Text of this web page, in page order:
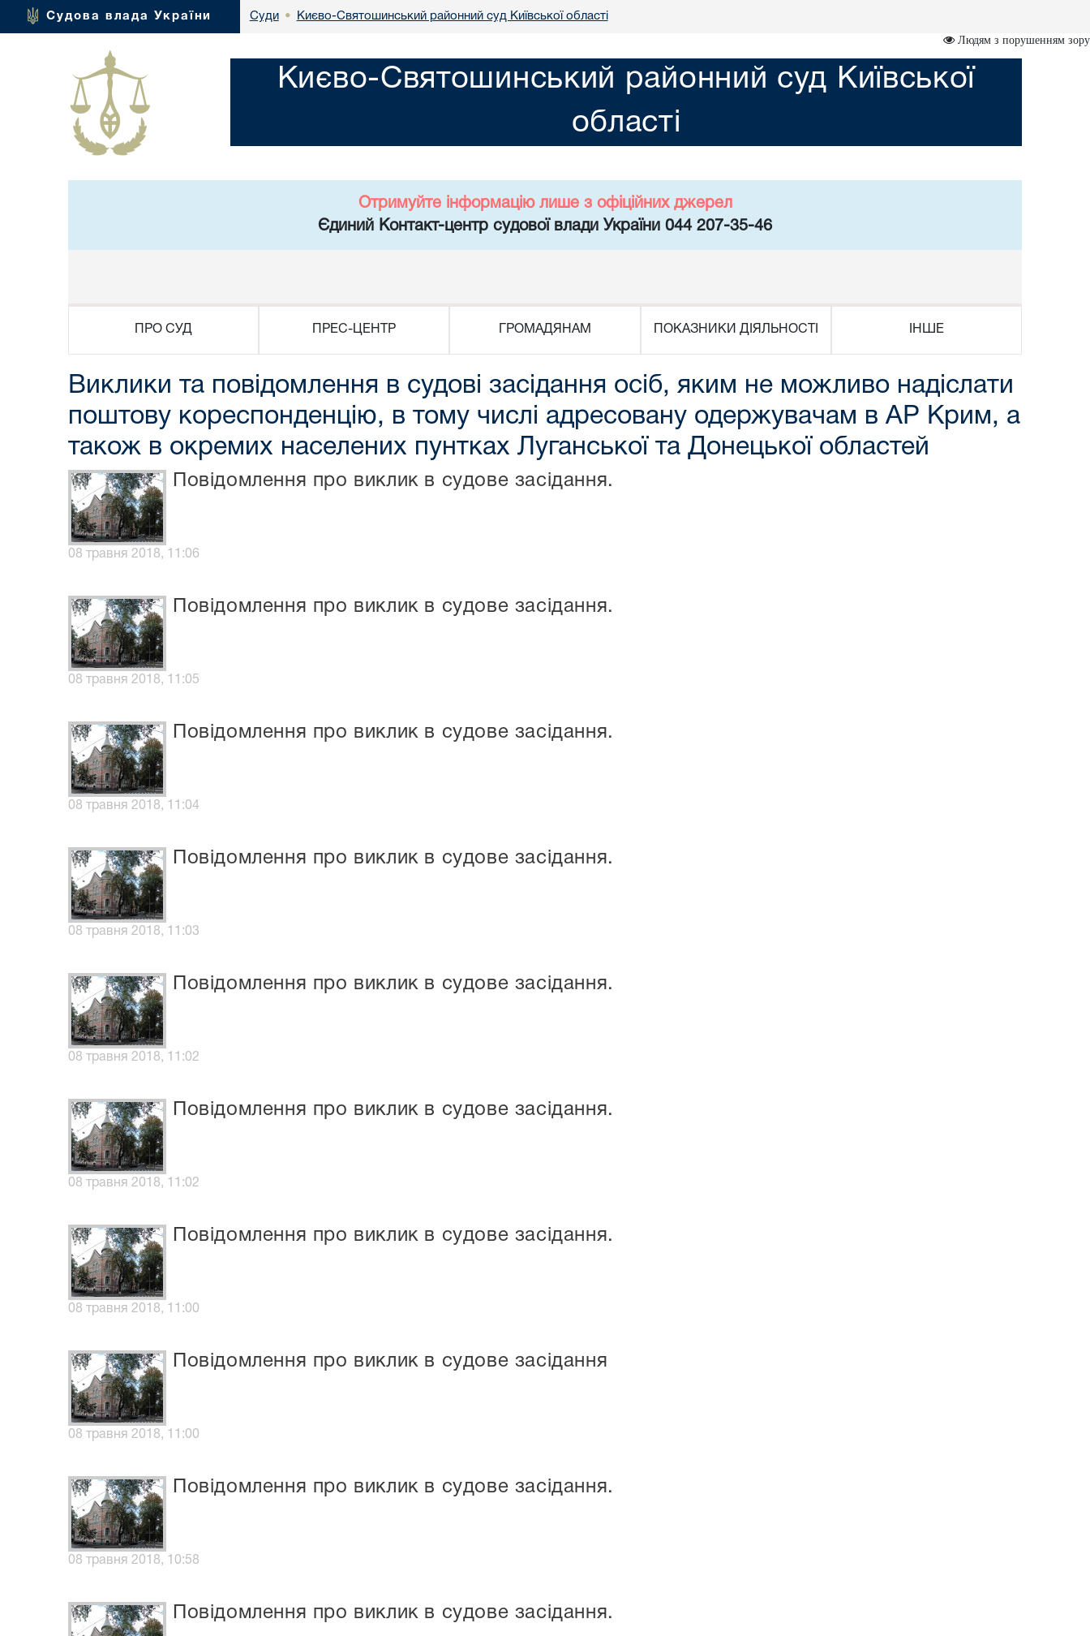
Судова влада України Суди • Києво-Святошинський районний суд Київської області
Людям з порушенням зору
Києво-Святошинський районний суд Київської
області
Отримуйте інформацію лише з офіційних джерел
Єдиний Контакт-центр судової влади України 044 207-35-46
ПРО СУД ПРЕС-ЦЕНТР ГРОМАДЯНАМ ПОКАЗНИКИ ДІЯЛЬНОСТІ ІНШЕ
Виклики та повідомлення в судові засідання осіб, яким не можливо надіслати
поштову кореспонденцію, в тому числі адресовану одержувачам в АР Крим, а
також в окремих населених пунтках Луганської та Донецької областей
Повідомлення про виклик в судове засідання.
08 травня 2018, 11:06
Повідомлення про виклик в судове засідання.
08 травня 2018, 11:05
Повідомлення про виклик в судове засідання.
08 травня 2018, 11:04
Повідомлення про виклик в судове засідання.
08 травня 2018, 11:03
Повідомлення про виклик в судове засідання.
08 травня 2018, 11:02
Повідомлення про виклик в судове засідання.
08 травня 2018, 11:02
Повідомлення про виклик в судове засідання.
08 травня 2018, 11:00
Повідомлення про виклик в судове засідання
08 травня 2018, 11:00
Повідомлення про виклик в судове засідання.
08 травня 2018, 10:58
Повідомлення про виклик в судове засідання.